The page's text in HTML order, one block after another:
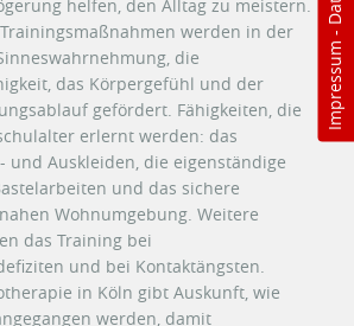
Impressum
-
helfen, den Alltag zu meistern.
werden in der
die
das Körpergefühl und der
gefördert. Fähigkeiten, die
erlernt werden: das
und Auskleiden, die eigenständige
und das sichere
Wohnumgebung. Weitere
das Training bei
und bei Kontaktängsten.
in Köln gibt Auskunft, wie
werden, damit